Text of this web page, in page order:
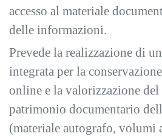
accesso al materiale
delle informazioni.
Prevede la realizzazione di
integrata per la
online e la valorizzazione del
patrimonio documentario
(materiale autografo, volumi